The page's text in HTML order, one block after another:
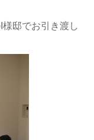
邸でお引き渡し